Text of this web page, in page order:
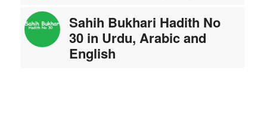
Sahih Bukhari Hadith No
30 in Urdu, Arabic and
English